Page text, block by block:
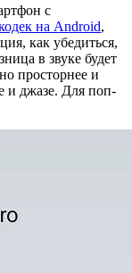
с
на Android,
как убедиться,
в звуке будет
просторнее и
и джазе. Для поп-